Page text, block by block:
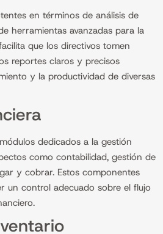
en términos de análisis de
herramientas avanzadas para la
que los directivos tomen
reportes claros y precisos
y la productividad de diversas
dedicados a la gestión
como contabilidad, gestión de
y cobrar. Estos componentes
un control adecuado sobre el flujo